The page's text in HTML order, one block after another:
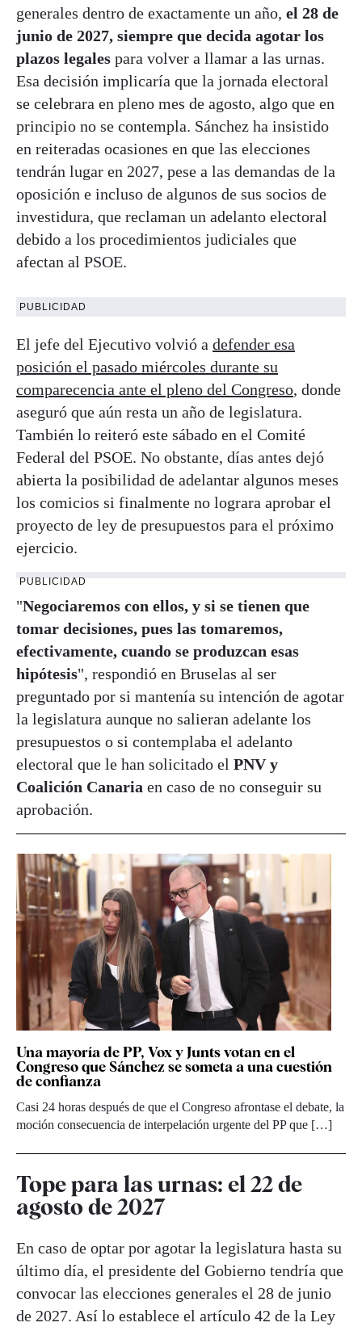
generales dentro de exactamente un año, el 28 de
junio de 2027, siempre que decida agotar los
plazos legales para volver a llamar a las urnas.
Esa decisión implicaría que la jornada electoral
se celebrara en pleno mes de agosto, algo que en
principio no se contempla. Sánchez ha insistido
en reiteradas ocasiones en que las elecciones
tendrán lugar en 2027, pese a las demandas de la
oposición e incluso de algunos de sus socios de
investidura, que reclaman un adelanto electoral
debido a los procedimientos judiciales que
afectan al PSOE.
PUBLICIDAD
El jefe del Ejecutivo volvió a defender esa
posición el pasado miércoles durante su
comparecencia ante el pleno del Congreso, donde
aseguró que aún resta un año de legislatura.
También lo reiteró este sábado en el Comité
Federal del PSOE. No obstante, días antes dejó
abierta la posibilidad de adelantar algunos meses
los comicios si finalmente no lograra aprobar el
proyecto de ley de presupuestos para el próximo
ejercicio.
PUBLICIDAD
"Negociaremos con ellos, y si se tienen que
tomar decisiones, pues las tomaremos,
efectivamente, cuando se produzcan esas
hipótesis", respondió en Bruselas al ser
preguntado por si mantenía su intención de agotar
la legislatura aunque no salieran adelante los
presupuestos o si contemplaba el adelanto
electoral que le han solicitado el PNV y
Coalición Canaria en caso de no conseguir su
aprobación.
Una mayoría de PP, Vox y Junts votan en el
Congreso que Sánchez se someta a una cuestión
de confianza
Casi 24 horas después de que el Congreso afrontase el debate, la
moción consecuencia de interpelación urgente del PP que […]
Tope para las urnas: el 22 de
agosto de 2027
En caso de optar por agotar la legislatura hasta su
último día, el presidente del Gobierno tendría que
convocar las elecciones generales el 28 de junio
de 2027. Así lo establece el artículo 42 de la Ley